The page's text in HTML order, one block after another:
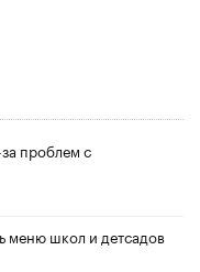
проблем с
меню школ и детсадов